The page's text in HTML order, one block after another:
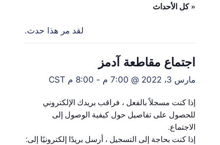
« كل الأحداث
لقد مر هذا حدث.
اجتماع مقاطعة آدمز
مارس 3، 2022 @ 7:00 م - 8:00 م CST
إذا كنت مسجلاً بالفعل ، فراقب بريدك الإلكتروني
للحصول على تفاصيل حول كيفية الوصول إلى
الاجتماع.
إذا كنت بحاجة إلى التسجيل ، أرسل بريدًا إلكترونيًا إلى: